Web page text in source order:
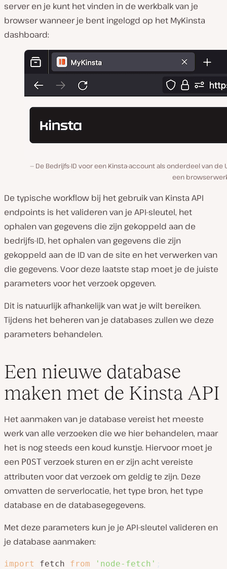
server en je kunt het vinden in de werkbalk van je
browser wanneer je bent ingelogd op het MyKinsta
dashboard:
De Bedrijfs-ID voor een Kinsta-account als onderdeel van de
een
De typische workflow bij het gebruik van Kinsta API
endpoints is het valideren van je API-sleutel, het
ophalen van gegevens die zijn gekoppeld aan de
bedrijfs-ID, het ophalen van gegevens die zijn
gekoppeld aan de ID van de site en het verwerken van
die gegevens. Voor deze laatste stap moet je de juiste
parameters voor het verzoek opgeven.
Dit is natuurlijk afhankelijk van wat je wilt bereiken.
Tijdens het beheren van je databases zullen we deze
parameters behandelen.
Een nieuwe database
maken met de Kinsta API
Het aanmaken van je database vereist het meeste
werk van alle verzoeken die we hier behandelen, maar
het is nog steeds een koud kunstje. Hiervoor moet je
een POST verzoek sturen en er zijn acht vereiste
attributen voor dat verzoek om geldig te zijn. Deze
omvatten de serverlocatie, het type bron, het type
database en de databasegegevens.
Met deze parameters kun je je API-sleutel valideren en
je database aanmaken:
import fetch from 'node-fetch'